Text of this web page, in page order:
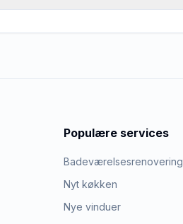
Populære services
Badeværelsesrenovering
Nyt køkken
Nye vinduer